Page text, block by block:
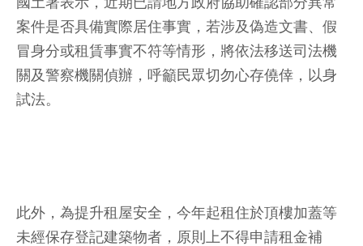
案件是否具備實際居住事實，若涉及偽造文書、假
冒身分或租賃事實不符等情形，將依法移送司法機
關及警察機關偵辦，呼籲民眾切勿心存僥倖，以身
試法。
此外，為提升租屋安全，今年起租住於頂樓加蓋等
未經保存登記建築物者，原則上不得申請租金補